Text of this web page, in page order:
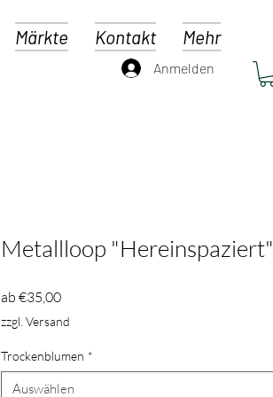
Märkte Kontakt Mehr
Anmelden
Metallloop "Hereinspaziert"
ab €35,00Sale-
Preis
zzgl. Versand
Trockenblumen *
Auswählen